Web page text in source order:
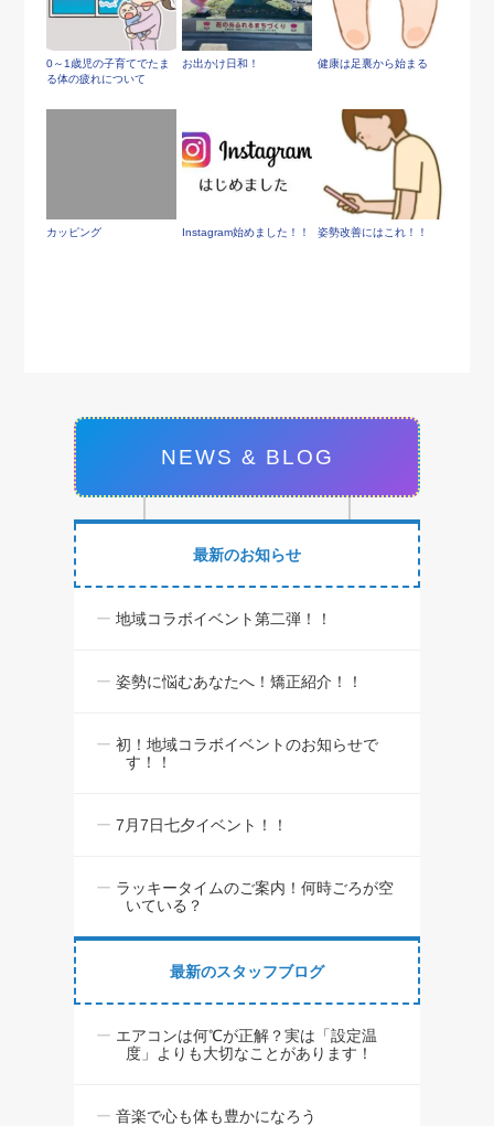
0～1歳児の子育てでたま
る体の疲れについて
お出かけ日和！ 健康は足裏から始まる
カッピング Instagram始めました！！ 姿勢改善にはこれ！！
NEWS & BLOG
最新のお知らせ
地域コラボイベント第二弾！！
姿勢に悩むあなたへ！矯正紹介！！
初！地域コラボイベントのお知らせで
す！！
7月7日七夕イベント！！
ラッキータイムのご案内！何時ごろが空
いている？
最新のスタッフブログ
エアコンは何℃が正解？実は「設定温
度」よりも大切なことがあります！
音楽で心も体も豊かになろう